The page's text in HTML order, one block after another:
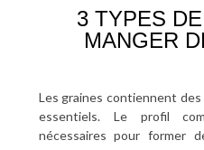
3 TYPES
MANGER
Les graines contiennent des
essentiels. Le profil
nécessaires pour former